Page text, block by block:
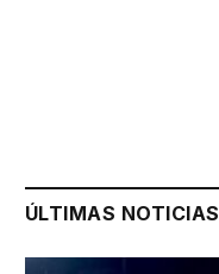
ÚLTIMAS NOTICIAS